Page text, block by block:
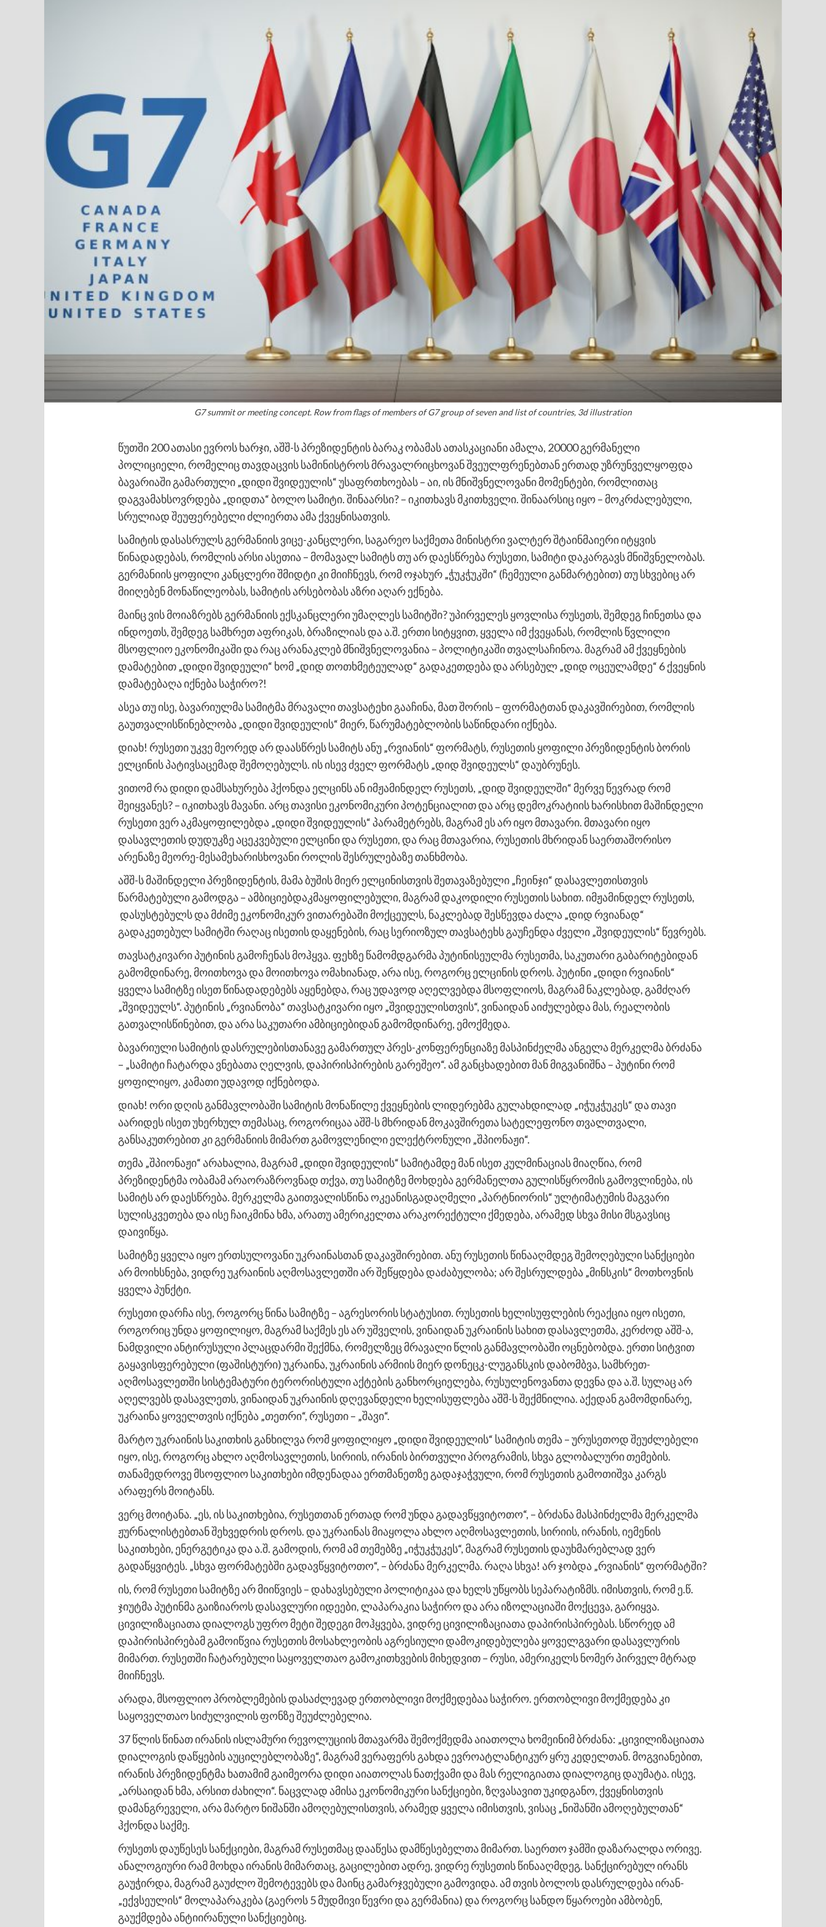
G7 summit or meeting concept. Row from flags of members of G7 group of seven and list of countries, 3d illustration
წუთში 200 ათასი ევროს ხარჯი, აშშ-ს პრეზიდენტის ბარაკ ობამას ათასკაციანი ამალა, 20000 გერმანელი
პოლიციელი, რომელიც თავდაცვის სამინისტროს მრავალრიცხოვან შვეულფრენებთან ერთად უზრუნველყოფდა
ბავარიაში გამართული „დიდი შვიდეულის“ უსაფრთხოებას – აი, ის მნიშვნელოვანი მომენტები, რომლითაც
დაგვამახსოვრდება „დიდთა“ ბოლო სამიტი. შინაარსი? – იკითხავს მკითხველი. შინაარსიც იყო – მოკრძალებული,
სრულიად შეუფერებელი ძლიერთა ამა ქვეყნისათვის.
სამიტის დასასრულს გერმანიის ვიცე-კანცლერი, საგარეო საქმეთა მინისტრი ვალტერ შტაინმაიერი იტყვის
წინადადებას, რომლის არსი ასეთია – მომავალ სამიტს თუ არ დაესწრება რუსეთი, სამიტი დაკარგავს მნიშვნელობას.
გერმანიის ყოფილი კანცლერი შმიდტი კი მიიჩნევს, რომ ოჯახურ „ჭუკჭუკში“ (ჩემეული განმარტებით) თუ სხვებიც არ
მიიღებენ მონაწილეობას, სამიტის არსებობას აზრი აღარ ექნება.
მაინც ვის მოიაზრებს გერმანიის ექსკანცლერი უმაღლეს სამიტში? უპირველეს ყოვლისა რუსეთს, შემდეგ ჩინეთსა და
ინდოეთს, შემდეგ სამხრეთ აფრიკას, ბრაზილიას და ა.შ. ერთი სიტყვით, ყველა იმ ქვეყანას, რომლის წვლილი
მსოფლიო ეკონომიკაში და რაც არანაკლებ მნიშვნელოვანია – პოლიტიკაში თვალსაჩინოა. მაგრამ ამ ქვეყნების
დამატებით „დიდი შვიდეული“ ხომ „დიდ თოთხმეტეულად“ გადაკეთდება და არსებულ „დიდ ოცეულამდე“ 6 ქვეყნის
დამატებაღა იქნება საჭირო?!
ასეა თუ ისე, ბავარიულმა სამიტმა მრავალი თავსატეხი გააჩინა, მათ შორის – ფორმატთან დაკავშირებით, რომლის
გაუთვალისწინებლობა „დიდი შვიდეულის“ მიერ, წარუმატებლობის საწინდარი იქნება.
დიახ! რუსეთი უკვე მეორედ არ დაასწრეს სამიტს ანუ „რვიანის“ ფორმატს, რუსეთის ყოფილი პრეზიდენტის ბორის
ელცინის პატივსაცემად შემოღებულს. ის ისევ ძველ ფორმატს „დიდ შვიდეულს“ დაუბრუნეს.
ვითომ რა დიდი დამსახურება ჰქონდა ელცინს ან იმჟამინდელ რუსეთს, „დიდ შვიდეულში“ მერვე წევრად რომ
შეიყვანეს? – იკითხავს მავანი. არც თავისი ეკონომიკური პოტენციალით და არც დემოკრატიის ხარისხით მაშინდელი
რუსეთი ვერ აკმაყოფილებდა „დიდი შვიდეულის“ პარამეტრებს, მაგრამ ეს არ იყო მთავარი. მთავარი იყო
დასავლეთის დუდუკზე აცეკვებული ელცინი და რუსეთი, და რაც მთავარია, რუსეთის მხრიდან საერთაშორისო
არენაზე მეორე-მესამეხარისხოვანი როლის შესრულებაზე თანხმობა.
აშშ-ს მაშინდელი პრეზიდენტის, მამა ბუშის მიერ ელცინისთვის შეთავაზებული „ჩეინჯი“ დასავლეთისთვის
წარმატებული გამოდგა – ამბიციებდაკმაყოფილებული, მაგრამ დაკოდილი რუსეთის სახით. იმჟამინდელ რუსეთს,
დასუსტებულს და მძიმე ეკონომიკურ ვითარებაში მოქცეულს, ნაკლებად შესწევდა ძალა „დიდ რვიანად“
გადაკეთებულ სამიტში რაღაც ისეთის დაყენების, რაც სერიოზულ თავსატეხს გაუჩენდა ძველი „შვიდეულის“ წევრებს.
თავსატკივარი პუტინის გამოჩენას მოჰყვა. ფეხზე წამომდგარმა პუტინისეულმა რუსეთმა, საკუთარი გაბარიტებიდან
გამომდინარე, მოითხოვა და მოითხოვა ომახიანად, არა ისე, როგორც ელცინის დროს. პუტინი „დიდი რვიანის“
ყველა სამიტზე ისეთ წინადადებებს აყენებდა, რაც უდავოდ აღელვებდა მსოფლიოს, მაგრამ ნაკლებად, გამძღარ
„შვიდეულს“. პუტინის „რვიანობა“ თავსატკივარი იყო „შვიდეულისთვის“, ვინაიდან აიძულებდა მას, რეალობის
გათვალისწინებით, და არა საკუთარი ამბიციებიდან გამომდინარე, ემოქმედა.
ბავარიული სამიტის დასრულებისთანავე გამართულ პრეს-კონფერენციაზე მასპინძელმა ანგელა მერკელმა ბრძანა
– „სამიტი ჩატარდა ვნებათა ღელვის, დაპირისპირების გარეშეო“. ამ განცხადებით მან მიგვანიშნა – პუტინი რომ
ყოფილიყო, კამათი უდავოდ იქნებოდა.
დიახ! ორი დღის განმავლობაში სამიტის მონაწილე ქვეყნების ლიდერებმა გულახდილად „იჭუკჭუკეს“ და თავი
აარიდეს ისეთ უხერხულ თემასაც, როგორიცაა აშშ-ს მხრიდან მოკავშირეთა სატელეფონო თვალთვალი,
განსაკუთრებით კი გერმანიის მიმართ გამოვლენილი ელექტრონული „შპიონაჟი“.
თემა „შპიონაჟი“ არახალია, მაგრამ „დიდი შვიდეულის“ სამიტამდე მან ისეთ კულმინაციას მიაღწია, რომ
პრეზიდენტმა ობამამ არაორაზროვნად თქვა, თუ სამიტზე მოხდება გერმანელთა გულისწყრომის გამოვლინება, ის
სამიტს არ დაესწრება. მერკელმა გაითვალისწინა ოკეანისგადაღმელი „პარტნიორის“ ულტიმატუმის მაგვარი
სულისკვეთება და ისე ჩაიკმინა ხმა, არათუ ამერიკელთა არაკორექტული ქმედება, არამედ სხვა მისი მსგავსიც
დაივიწყა.
სამიტზე ყველა იყო ერთსულოვანი უკრაინასთან დაკავშირებით. ანუ რუსეთის წინააღმდეგ შემოღებული სანქციები
არ მოიხსნება, ვიდრე უკრაინის აღმოსავლეთში არ შეწყდება დაძაბულობა; არ შესრულდება „მინსკის“ მოთხოვნის
ყველა პუნქტი.
რუსეთი დარჩა ისე, როგორც წინა სამიტზე – აგრესორის სტატუსით. რუსეთის ხელისუფლების რეაქცია იყო ისეთი,
როგორიც უნდა ყოფილიყო, მაგრამ საქმეს ეს არ უშველის, ვინაიდან უკრაინის სახით დასავლეთმა, კერძოდ აშშ-ა,
ნამდვილი ანტირუსული პლაცდარმი შექმნა, რომელზეც მრავალი წლის განმავლობაში ოცნებობდა. ერთი სიტვით
გაყავისფერებული (ფაშისტური) უკრაინა, უკრაინის არმიის მიერ დონეცკ-ლუგანსკის დაბომბვა, სამხრეთ-
აღმოსავლეთში სისტემატური ტერორისტული აქტების განხორციელება, რუსულენოვანთა დევნა და ა.შ. სულაც არ
აღელვებს დასავლეთს, ვინაიდან უკრაინის დღევანდელი ხელისუფლება აშშ-ს შექმნილია. აქედან გამომდინარე,
უკრაინა ყოველთვის იქნება „თეთრი“, რუსეთი – „შავი“.
მარტო უკრაინის საკითხის განხილვა რომ ყოფილიყო „დიდი შვიდეულის“ სამიტის თემა – ურუსეთოდ შეუძლებელი
იყო, ისე, როგორც ახლო აღმოსავლეთის, სირიის, ირანის ბირთვული პროგრამის, სხვა გლობალური თემების.
თანამედროვე მსოფლიო საკითხები იმდენადაა ერთმანეთზე გადაჯაჭვული, რომ რუსეთის გამოთიშვა კარგს
არაფერს მოიტანს.
ვერც მოიტანა. „ეს, ის საკითხებია, რუსეთთან ერთად რომ უნდა გადავწყვიტოთო“, – ბრძანა მასპინძელმა მერკელმა
ჟურნალისტებთან შეხვედრის დროს. და უკრაინას მიაყოლა ახლო აღმოსავლეთის, სირიის, ირანის, იემენის
საკითხები, ენერგეტიკა და ა.შ. გამოდის, რომ ამ თემებზე „იჭუკჭუკეს“, მაგრამ რუსეთის დაუხმარებლად ვერ
გადაწყვიტეს. „სხვა ფორმატებში გადავწყვიტოთო“, – ბრძანა მერკელმა. რაღა სხვა! არ ჯობდა „რვიანის“ ფორმატში?
ის, რომ რუსეთი სამიტზე არ მიიწვიეს – დახავსებული პოლიტიკაა და ხელს უწყობს სეპარატიზმს. იმისთვის, რომ ე.წ.
ჯიუტმა პუტინმა გაიზიაროს დასავლური იდეები, ლაპარაკია საჭირო და არა იზოლაციაში მოქცევა, გარიყვა.
ცივილიზაციათა დიალოგს უფრო მეტი შედეგი მოჰყვება, ვიდრე ცივილიზაციათა დაპირისპირებას. სწორედ ამ
დაპირისპირებამ გამოიწვია რუსეთის მოსახლეობის აგრესიული დამოკიდებულება ყოველგვარი დასავლურის
მიმართ. რუსეთში ჩატარებული საყოველთაო გამოკითხვების მიხედვით – რუსი, ამერიკელს ნომერ პირველ მტრად
მიიჩნევს.
არადა, მსოფლიო პრობლემების დასაძლევად ერთობლივი მოქმედებაა საჭირო. ერთობლივი მოქმედება კი
საყოველთაო სიძულვილის ფონზე შეუძლებელია.
37 წლის წინათ ირანის ისლამური რევოლუციის მთავარმა შემოქმედმა აიათოლა ხომეინიმ ბრძანა: „ცივილიზაციათა
დიალოგის დაწყების აუცილებლობაზე“, მაგრამ ვერაფერს გახდა ევროატლანტიკურ ყრუ კედელთან. მოგვიანებით,
ირანის პრეზიდენტმა ხათამიმ გაიმეორა დიდი აიათოლას ნათქვამი და მას რელიგიათა დიალოგიც დაუმატა. ისევ,
„არსაიდან ხმა, არსით ძახილი“. ნაცვლად ამისა ეკონომიკური სანქციები, ზღვასავით უკიდგანო, ქვეყნისთვის
დამანგრეველი, არა მარტო ნიშანში ამოღებულისთვის, არამედ ყველა იმისთვის, ვისაც „ნიშანში ამოღებულთან“
ჰქონდა საქმე.
რუსეთს დაუწესეს სანქციები, მაგრამ რუსეთმაც დააწესა დამწესებელთა მიმართ. საერთო ჯამში დაზარალდა ორივე.
ანალოგიური რამ მოხდა ირანის მიმართაც, გაცილებით ადრე, ვიდრე რუსეთის წინააღმდეგ. სანქცირებულ ირანს
გაუჭირდა, მაგრამ გაუძლო შემოტევებს და მაინც გამარჯვებული გამოვიდა. ამ თვის ბოლოს დასრულდება ირან-
„ექვსეულის“ მოლაპარაკება (გაეროს 5 მუდმივი წევრი და გერმანია) და როგორც სანდო წყაროები ამბობენ,
გაუქმდება ანტიირანული სანქციებიც.